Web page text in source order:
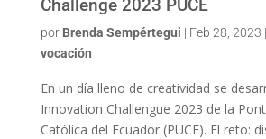
Challenge 2023 PUCE
por Brenda Sempértegui | Feb 28, 2023 |
vocación
En un día lleno de creatividad se
Innovation Challengue 2023 de la
Católica del Ecuador (PUCE). El reto: